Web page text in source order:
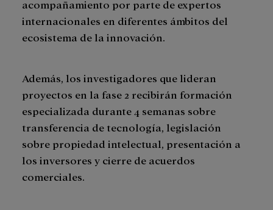
acompañamiento por parte de expertos
internacionales en diferentes ámbitos del
ecosistema de la innovación.
Además, los investigadores que lideran
proyectos en la fase 2 recibirán formación
especializada durante 4 semanas sobre
transferencia de tecnología, legislación
sobre propiedad intelectual, presentación a
los inversores y cierre de acuerdos
comerciales.